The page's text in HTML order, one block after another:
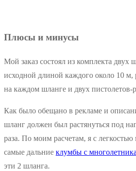
Плюсы и минусы
Мой заказ состоял из комплекта двух
исходной длиной каждого около 10 м,
на каждом шланге и двух пистолетов-
Как было обещано в рекламе и
шланг должен был растянуться под
раза. По моим расчетам, я с
самые дальние клумбы с
эти 2 шланга.